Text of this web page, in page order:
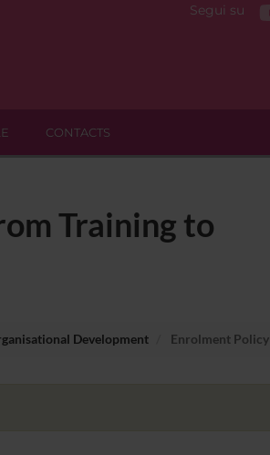
Segui su
CONTACTS
Training to
Development Enrolment Policy